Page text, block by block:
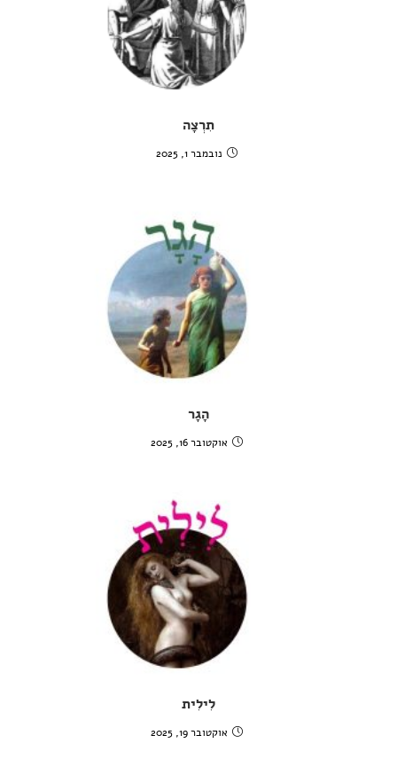
תִרְצָה
נובמבר 1, 2025
הָגָר
אוקטובר 16, 2025
לִילִית
אוקטובר 19, 2025